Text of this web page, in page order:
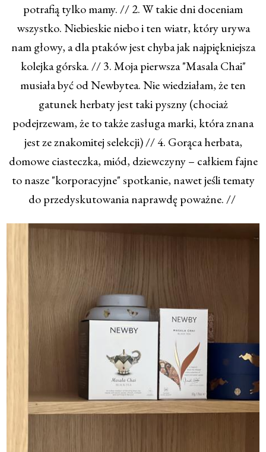
potrafią tylko mamy. // 2. W takie dni doceniam
wszystko. Niebieskie niebo i ten wiatr, który urywa
nam głowy, a dla ptaków jest chyba jak najpiękniejsza
kolejka górska. // 3. Moja pierwsza "Masala Chai"
musiała być od Newbytea. Nie wiedziałam, że ten
gatunek herbaty jest taki pyszny (chociaż
podejrzewam, że to także zasługa marki, która znana
jest ze znakomitej selekcji) // 4. Gorąca herbata,
domowe ciasteczka, miód, dziewczyny – całkiem fajne
to nasze "korporacyjne" spotkanie, nawet jeśli tematy
do przedyskutowania naprawdę poważne. //